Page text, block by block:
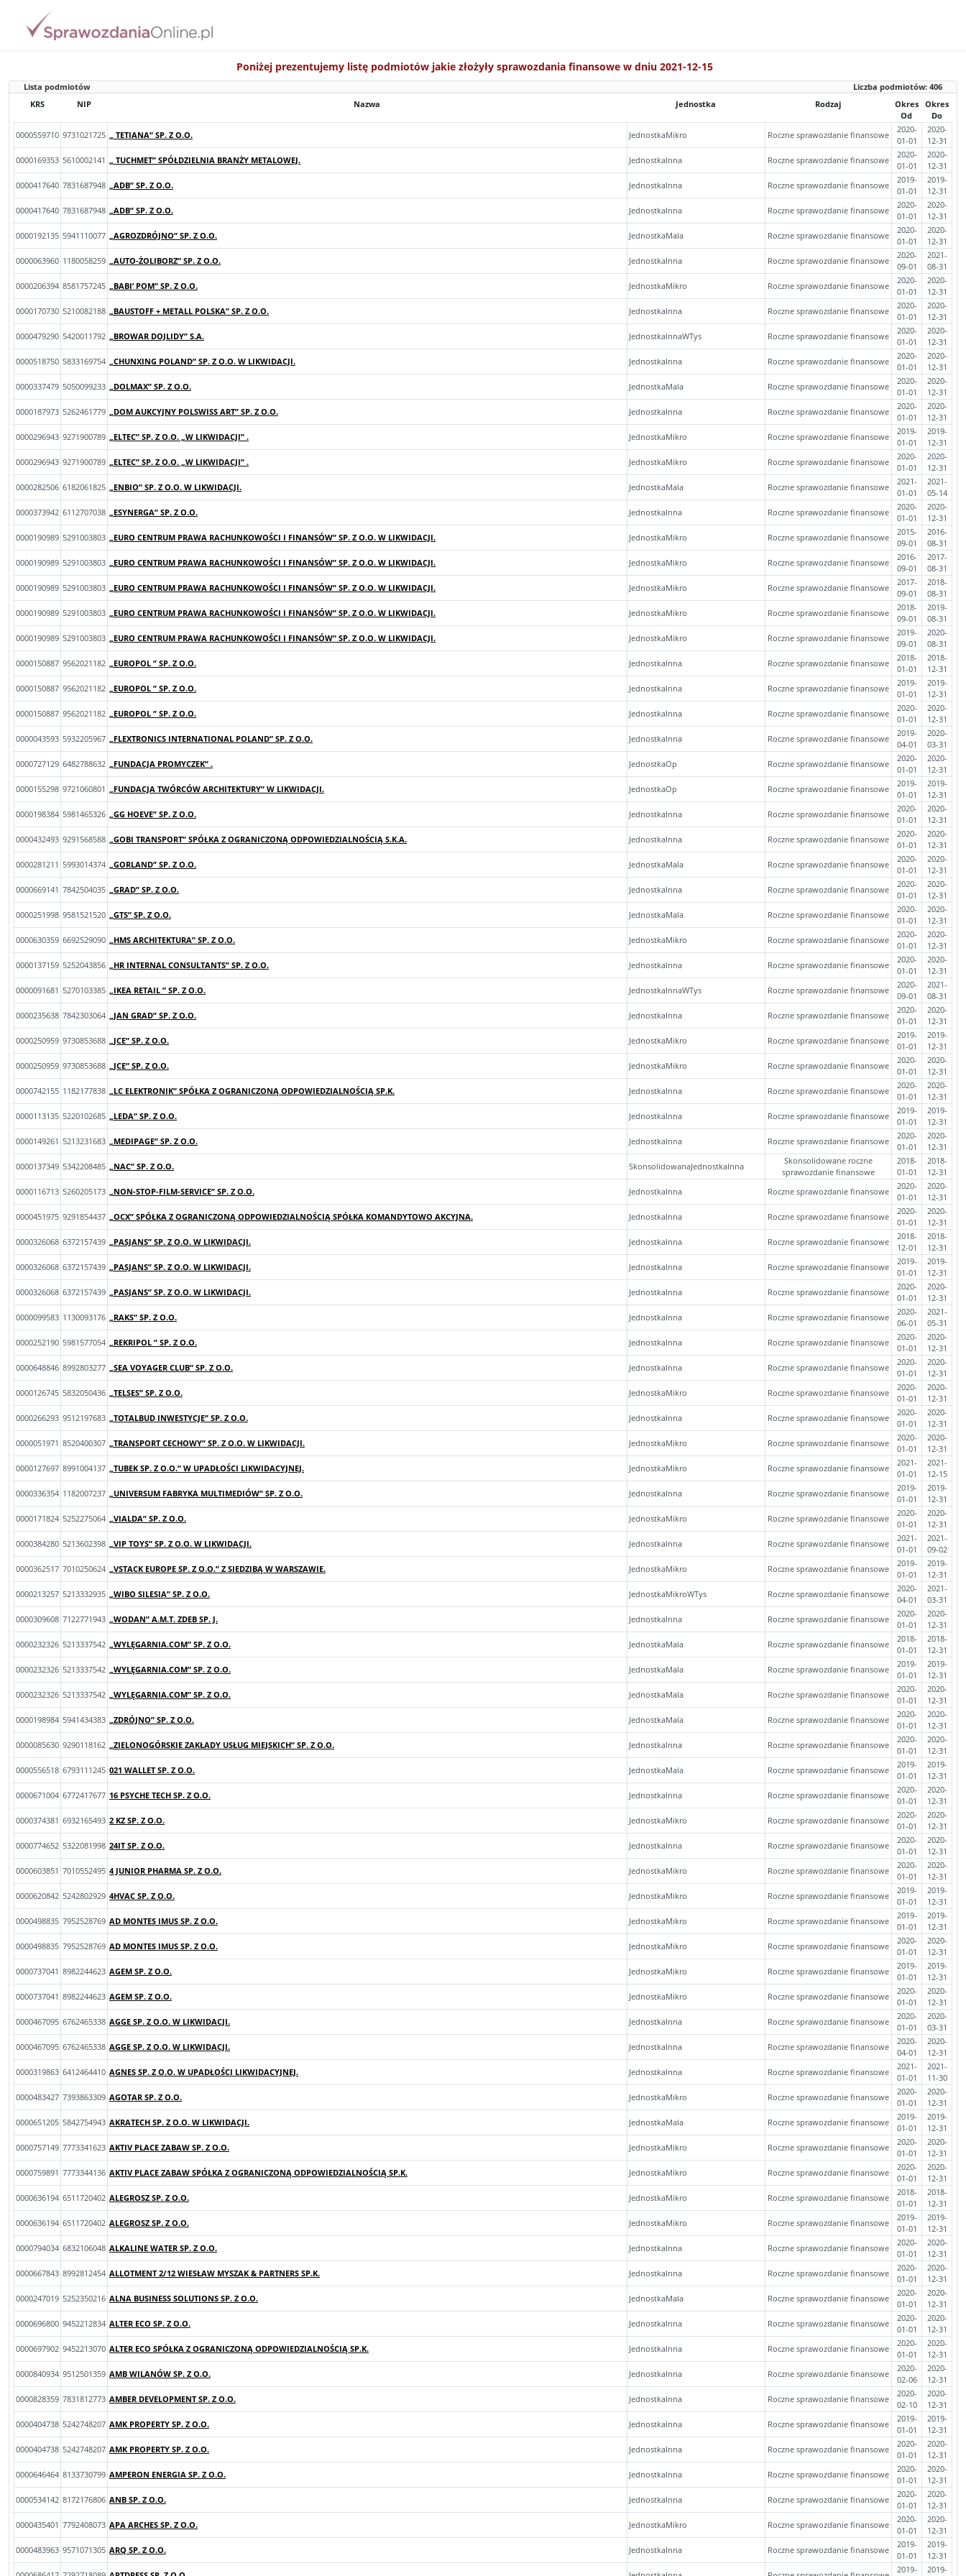
Poniżej prezentujemy listę podmiotów jakie złożyły sprawozdania finansowe w dniu 2021-12-15
Lista podmiotów Liczba podmiotów: 406
KRS
NIP Nazwa Jednostka Rodzaj
Okres
Od
Okres
Do
0000559710 9731021725 „ TETIANA” SP. Z O.O. JednostkaMikro Roczne sprawozdanie finansowe
2020-
01-01
2020-
12-31
0000169353 5610002141 „ TUCHMET” SPÓŁDZIELNIA BRANŻY METALOWEJ. JednostkaInna Roczne sprawozdanie finansowe
2020-
01-01
2020-
12-31
0000417640 7831687948 „ADB” SP. Z O.O. JednostkaInna Roczne sprawozdanie finansowe
2019-
01-01
2019-
12-31
0000417640 7831687948 „ADB” SP. Z O.O. JednostkaInna Roczne sprawozdanie finansowe
2020-
01-01
2020-
12-31
0000192135 5941110077 „AGROZDRÓJNO” SP. Z O.O. JednostkaMala Roczne sprawozdanie finansowe
2020-
01-01
2020-
12-31
0000063960 1180058259 „AUTO-ŻOLIBORZ” SP. Z O.O. JednostkaInna Roczne sprawozdanie finansowe
2020-
09-01
2021-
08-31
0000206394 8581757245 „BABI’ POM” SP. Z O.O. JednostkaMikro Roczne sprawozdanie finansowe
2020-
01-01
2020-
12-31
0000170730 5210082188 „BAUSTOFF + METALL POLSKA” SP. Z O.O. JednostkaInna Roczne sprawozdanie finansowe
2020-
01-01
2020-
12-31
0000479290 5420011792 „BROWAR DOJLIDY” S.A. JednostkaInnaWTys Roczne sprawozdanie finansowe
2020-
01-01
2020-
12-31
0000518750 5833169754 „CHUNXING POLAND” SP. Z O.O. W LIKWIDACJI. JednostkaInna Roczne sprawozdanie finansowe
2020-
01-01
2020-
12-31
0000337479 5050099233 „DOLMAX” SP. Z O.O. JednostkaMala Roczne sprawozdanie finansowe
2020-
01-01
2020-
12-31
0000187973 5262461779 „DOM AUKCYJNY POLSWISS ART” SP. Z O.O. JednostkaInna Roczne sprawozdanie finansowe
2020-
01-01
2020-
12-31
0000296943 9271900789 „ELTEC” SP. Z O.O. „W LIKWIDACJI” . JednostkaMikro Roczne sprawozdanie finansowe
2019-
01-01
2019-
12-31
0000296943 9271900789 „ELTEC” SP. Z O.O. „W LIKWIDACJI” . JednostkaMikro Roczne sprawozdanie finansowe
2020-
01-01
2020-
12-31
0000282506 6182061825 „ENBIO” SP. Z O.O. W LIKWIDACJI. JednostkaMala Roczne sprawozdanie finansowe
2021-
01-01
2021-
05-14
0000373942 6112707038 „ESYNERGA” SP. Z O.O. JednostkaInna Roczne sprawozdanie finansowe
2020-
01-01
2020-
12-31
0000190989 5291003803 „EURO CENTRUM PRAWA RACHUNKOWOŚCI I FINANSÓW” SP. Z O.O. W LIKWIDACJI. JednostkaMikro Roczne sprawozdanie finansowe
2015-
09-01
2016-
08-31
0000190989 5291003803 „EURO CENTRUM PRAWA RACHUNKOWOŚCI I FINANSÓW” SP. Z O.O. W LIKWIDACJI. JednostkaMikro Roczne sprawozdanie finansowe
2016-
09-01
2017-
08-31
0000190989 5291003803 „EURO CENTRUM PRAWA RACHUNKOWOŚCI I FINANSÓW” SP. Z O.O. W LIKWIDACJI. JednostkaMikro Roczne sprawozdanie finansowe
2017-
09-01
2018-
08-31
0000190989 5291003803 „EURO CENTRUM PRAWA RACHUNKOWOŚCI I FINANSÓW” SP. Z O.O. W LIKWIDACJI. JednostkaMikro Roczne sprawozdanie finansowe
2018-
09-01
2019-
08-31
0000190989 5291003803 „EURO CENTRUM PRAWA RACHUNKOWOŚCI I FINANSÓW” SP. Z O.O. W LIKWIDACJI. JednostkaMikro Roczne sprawozdanie finansowe
2019-
09-01
2020-
08-31
0000150887 9562021182 „EUROPOL ” SP. Z O.O. JednostkaInna Roczne sprawozdanie finansowe
2018-
01-01
2018-
12-31
0000150887 9562021182 „EUROPOL ” SP. Z O.O. JednostkaInna Roczne sprawozdanie finansowe
2019-
01-01
2019-
12-31
0000150887 9562021182 „EUROPOL ” SP. Z O.O. JednostkaInna Roczne sprawozdanie finansowe
2020-
01-01
2020-
12-31
0000043593 5932205967 „FLEXTRONICS INTERNATIONAL POLAND” SP. Z O.O. JednostkaInna Roczne sprawozdanie finansowe
2019-
04-01
2020-
03-31
0000727129 6482788632 „FUNDACJA PROMYCZEK” . JednostkaOp Roczne sprawozdanie finansowe
2020-
01-01
2020-
12-31
0000155298 9721060801 „FUNDACJA TWÓRCÓW ARCHITEKTURY” W LIKWIDACJI. JednostkaOp Roczne sprawozdanie finansowe
2019-
01-01
2019-
12-31
0000198384 5981465326 „GG HOEVE” SP. Z O.O. JednostkaInna Roczne sprawozdanie finansowe
2020-
01-01
2020-
12-31
0000432493 9291568588 „GOBI TRANSPORT” SPÓŁKA Z OGRANICZONĄ ODPOWIEDZIALNOŚCIĄ S.K.A. JednostkaInna Roczne sprawozdanie finansowe
2020-
01-01
2020-
12-31
0000281211 5993014374 „GORLAND” SP. Z O.O. JednostkaMala Roczne sprawozdanie finansowe
2020-
01-01
2020-
12-31
0000669141 7842504035 „GRAD” SP. Z O.O. JednostkaInna Roczne sprawozdanie finansowe
2020-
01-01
2020-
12-31
0000251998 9581521520 „GTS” SP. Z O.O. JednostkaMala Roczne sprawozdanie finansowe
2020-
01-01
2020-
12-31
0000630359 6692529090 „HMS ARCHITEKTURA” SP. Z O.O. JednostkaMikro Roczne sprawozdanie finansowe
2020-
01-01
2020-
12-31
0000137159 5252043856 „HR INTERNAL CONSULTANTS” SP. Z O.O. JednostkaInna Roczne sprawozdanie finansowe
2020-
01-01
2020-
12-31
0000091681 5270103385 „IKEA RETAIL ” SP. Z O.O. JednostkaInnaWTys Roczne sprawozdanie finansowe
2020-
09-01
2021-
08-31
0000235638 7842303064 „JAN GRAD” SP. Z O.O. JednostkaInna Roczne sprawozdanie finansowe
2020-
01-01
2020-
12-31
0000250959 9730853688 „JCE” SP. Z O.O. JednostkaMikro Roczne sprawozdanie finansowe
2019-
01-01
2019-
12-31
0000250959 9730853688 „JCE” SP. Z O.O. JednostkaMikro Roczne sprawozdanie finansowe
2020-
01-01
2020-
12-31
0000742155 1182177838 „LC ELEKTRONIK” SPÓŁKA Z OGRANICZONĄ ODPOWIEDZIALNOŚCIĄ SP.K. JednostkaInna Roczne sprawozdanie finansowe
2020-
01-01
2020-
12-31
0000113135 5220102685 „LEDA” SP. Z O.O. JednostkaInna Roczne sprawozdanie finansowe
2019-
01-01
2019-
12-31
0000149261 5213231683 „MEDIPAGE” SP. Z O.O. JednostkaInna Roczne sprawozdanie finansowe
2020-
01-01
2020-
12-31
0000137349 5342208485 „NAC” SP. Z O.O. SkonsolidowanaJednostkaInna
Skonsolidowane roczne
sprawozdanie finansowe
2018-
01-01
2018-
12-31
0000116713 5260205173 „NON-STOP-FILM-SERVICE” SP. Z O.O. JednostkaInna Roczne sprawozdanie finansowe
2020-
01-01
2020-
12-31
0000451975 9291854437 „OCX” SPÓŁKA Z OGRANICZONĄ ODPOWIEDZIALNOŚCIĄ SPÓŁKA KOMANDYTOWO AKCYJNA. JednostkaInna Roczne sprawozdanie finansowe
2020-
01-01
2020-
12-31
0000326068 6372157439 „PASJANS” SP. Z O.O. W LIKWIDACJI. JednostkaInna Roczne sprawozdanie finansowe
2018-
12-01
2018-
12-31
0000326068 6372157439 „PASJANS” SP. Z O.O. W LIKWIDACJI. JednostkaInna Roczne sprawozdanie finansowe
2019-
01-01
2019-
12-31
0000326068 6372157439 „PASJANS” SP. Z O.O. W LIKWIDACJI. JednostkaInna Roczne sprawozdanie finansowe
2020-
01-01
2020-
12-31
0000099583 1130093176 „RAKS” SP. Z O.O. JednostkaInna Roczne sprawozdanie finansowe
2020-
06-01
2021-
05-31
0000252190 5981577054 „REKRIPOL ” SP. Z O.O. JednostkaInna Roczne sprawozdanie finansowe
2020-
01-01
2020-
12-31
0000648846 8992803277 „SEA VOYAGER CLUB” SP. Z O.O. JednostkaInna Roczne sprawozdanie finansowe
2020-
01-01
2020-
12-31
0000126745 5832050436 „TELSES” SP. Z O.O. JednostkaMikro Roczne sprawozdanie finansowe
2020-
01-01
2020-
12-31
0000266293 9512197683 „TOTALBUD INWESTYCJE” SP. Z O.O. JednostkaInna Roczne sprawozdanie finansowe
2020-
01-01
2020-
12-31
0000051971 8520400307 „TRANSPORT CECHOWY” SP. Z O.O. W LIKWIDACJI. JednostkaMikro Roczne sprawozdanie finansowe
2020-
01-01
2020-
12-31
0000127697 8991004137 „TUBEK SP. Z O.O.” W UPADŁOŚCI LIKWIDACYJNEJ. JednostkaMikro Roczne sprawozdanie finansowe
2021-
01-01
2021-
12-15
0000336354 1182007237 „UNIVERSUM FABRYKA MULTIMEDIÓW” SP. Z O.O. JednostkaInna Roczne sprawozdanie finansowe
2019-
01-01
2019-
12-31
0000171824 5252275064 „VIALDA” SP. Z O.O. JednostkaMikro Roczne sprawozdanie finansowe
2020-
01-01
2020-
12-31
0000384280 5213602398 „VIP TOYS” SP. Z O.O. W LIKWIDACJI. JednostkaInna Roczne sprawozdanie finansowe
2021-
01-01
2021-
09-02
0000362517 7010250624 „VSTACK EUROPE SP. Z O.O.” Z SIEDZIBĄ W WARSZAWIE. JednostkaMikro Roczne sprawozdanie finansowe
2019-
01-01
2019-
12-31
0000213257 5213332935 „WIBO SILESIA” SP. Z O.O. JednostkaMikroWTys Roczne sprawozdanie finansowe
2020-
04-01
2021-
03-31
0000309608 7122771943 „WODAN” A.M.T. ZDEB SP. J. JednostkaInna Roczne sprawozdanie finansowe
2020-
01-01
2020-
12-31
0000232326 5213337542 „WYLĘGARNIA.COM” SP. Z O.O. JednostkaMala Roczne sprawozdanie finansowe
2018-
01-01
2018-
12-31
0000232326 5213337542 „WYLĘGARNIA.COM” SP. Z O.O. JednostkaMala Roczne sprawozdanie finansowe
2019-
01-01
2019-
12-31
0000232326 5213337542 „WYLĘGARNIA.COM” SP. Z O.O. JednostkaMala Roczne sprawozdanie finansowe
2020-
01-01
2020-
12-31
0000198984 5941434383 „ZDRÓJNO” SP. Z O.O. JednostkaMala Roczne sprawozdanie finansowe
2020-
01-01
2020-
12-31
0000085630 9290118162 „ZIELONOGÓRSKIE ZAKŁADY USŁUG MIEJSKICH” SP. Z O.O. JednostkaInna Roczne sprawozdanie finansowe
2020-
01-01
2020-
12-31
0000556518 6793111245 021 WALLET SP. Z O.O. JednostkaMala Roczne sprawozdanie finansowe
2019-
01-01
2019-
12-31
0000671004 6772417677 16 PSYCHE TECH SP. Z O.O. JednostkaInna Roczne sprawozdanie finansowe
2020-
01-01
2020-
12-31
0000374381 6932165493 2 KZ SP. Z O.O. JednostkaMikro Roczne sprawozdanie finansowe
2020-
01-01
2020-
12-31
0000774652 5322081998 24IT SP. Z O.O. JednostkaInna Roczne sprawozdanie finansowe
2020-
01-01
2020-
12-31
0000603851 7010552495 4 JUNIOR PHARMA SP. Z O.O. JednostkaMikro Roczne sprawozdanie finansowe
2020-
01-01
2020-
12-31
0000620842 5242802929 4HVAC SP. Z O.O. JednostkaMikro Roczne sprawozdanie finansowe
2019-
01-01
2019-
12-31
0000498835 7952528769 AD MONTES IMUS SP. Z O.O. JednostkaMikro Roczne sprawozdanie finansowe
2019-
01-01
2019-
12-31
0000498835 7952528769 AD MONTES IMUS SP. Z O.O. JednostkaMikro Roczne sprawozdanie finansowe
2020-
01-01
2020-
12-31
0000737041 8982244623 AGEM SP. Z O.O. JednostkaMikro Roczne sprawozdanie finansowe
2019-
01-01
2019-
12-31
0000737041 8982244623 AGEM SP. Z O.O. JednostkaMikro Roczne sprawozdanie finansowe
2020-
01-01
2020-
12-31
0000467095 6762465338 AGGE SP. Z O.O. W LIKWIDACJI. JednostkaInna Roczne sprawozdanie finansowe
2020-
01-01
2020-
03-31
0000467095 6762465338 AGGE SP. Z O.O. W LIKWIDACJI. JednostkaInna Roczne sprawozdanie finansowe
2020-
04-01
2020-
12-31
0000319863 6412464410 AGNES SP. Z O.O. W UPADŁOŚCI LIKWIDACYJNEJ. JednostkaInna Roczne sprawozdanie finansowe
2021-
01-01
2021-
11-30
0000483427 7393863309 AGOTAR SP. Z O.O. JednostkaMikro Roczne sprawozdanie finansowe
2020-
01-01
2020-
12-31
0000651205 5842754943 AKRATECH SP. Z O.O. W LIKWIDACJI. JednostkaMala Roczne sprawozdanie finansowe
2019-
01-01
2019-
12-31
0000757149 7773341623 AKTIV PLACE ZABAW SP. Z O.O. JednostkaMikro Roczne sprawozdanie finansowe
2020-
01-01
2020-
12-31
0000759891 7773344136 AKTIV PLACE ZABAW SPÓŁKA Z OGRANICZONĄ ODPOWIEDZIALNOŚCIĄ SP.K. JednostkaMikro Roczne sprawozdanie finansowe
2020-
01-01
2020-
12-31
0000636194 6511720402 ALEGROSZ SP. Z O.O. JednostkaMikro Roczne sprawozdanie finansowe
2018-
01-01
2018-
12-31
0000636194 6511720402 ALEGROSZ SP. Z O.O. JednostkaMikro Roczne sprawozdanie finansowe
2019-
01-01
2019-
12-31
0000794034 6832106048 ALKALINE WATER SP. Z O.O. JednostkaInna Roczne sprawozdanie finansowe
2020-
01-01
2020-
12-31
0000667843 8992812454 ALLOTMENT 2/12 WIESŁAW MYSZAK & PARTNERS SP.K. JednostkaInna Roczne sprawozdanie finansowe
2020-
01-01
2020-
12-31
0000247019 5252350216 ALNA BUSINESS SOLUTIONS SP. Z O.O. JednostkaMala Roczne sprawozdanie finansowe
2020-
01-01
2020-
12-31
0000696800 9452212834 ALTER ECO SP. Z O.O. JednostkaInna Roczne sprawozdanie finansowe
2020-
01-01
2020-
12-31
0000697902 9452213070 ALTER ECO SPÓŁKA Z OGRANICZONĄ ODPOWIEDZIALNOŚCIĄ SP.K. JednostkaInna Roczne sprawozdanie finansowe
2020-
01-01
2020-
12-31
0000840934 9512501359 AMB WILANÓW SP. Z O.O. JednostkaInna Roczne sprawozdanie finansowe
2020-
02-06
2020-
12-31
0000828359 7831812773 AMBER DEVELOPMENT SP. Z O.O. JednostkaInna Roczne sprawozdanie finansowe
2020-
02-10
2020-
12-31
0000404738 5242748207 AMK PROPERTY SP. Z O.O. JednostkaInna Roczne sprawozdanie finansowe
2019-
01-01
2019-
12-31
0000404738 5242748207 AMK PROPERTY SP. Z O.O. JednostkaInna Roczne sprawozdanie finansowe
2020-
01-01
2020-
12-31
0000646464 8133730799 AMPERON ENERGIA SP. Z O.O. JednostkaInna Roczne sprawozdanie finansowe
2020-
01-01
2020-
12-31
0000534142 8172176806 ANB SP. Z O.O. JednostkaInna Roczne sprawozdanie finansowe
2020-
01-01
2020-
12-31
0000435401 7792408073 APA ARCHES SP. Z O.O. JednostkaMikro Roczne sprawozdanie finansowe
2020-
01-01
2020-
12-31
0000483963 9571071305 ARQ SP. Z O.O. JednostkaInna Roczne sprawozdanie finansowe
2019-
01-01
2019-
12-31
2019-
2019-